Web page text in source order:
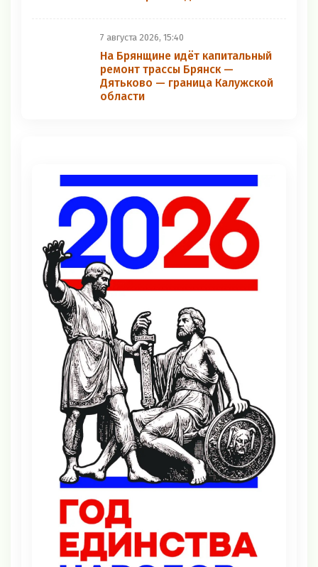
7 августа 2026, 15:40
На Брянщине идёт капитальный
ремонт трассы Брянск —
Дятьково — граница Калужской
области